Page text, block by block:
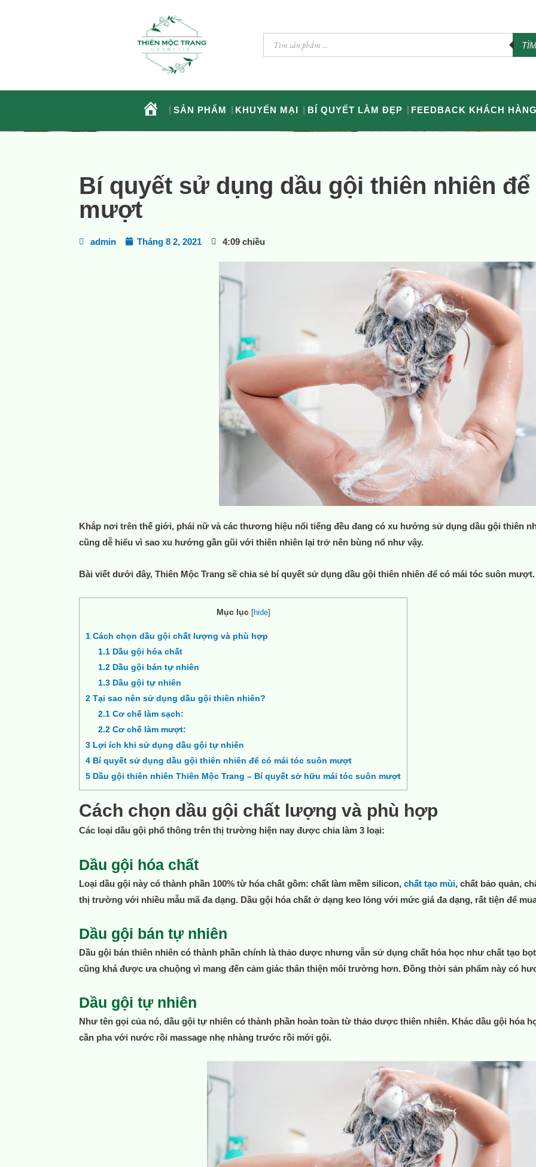
SẢN PHẨM KHUYẾN MẠI BÍ QUYẾT LÀM ĐẸP FEEDBACK KHÁCH
Bí quyết sử dụng dầu gội thiên nhiên
mượt
admin Tháng 8 2, 2021 4:09 chiều
Khắp nơi trên thế giới, phái nữ và các thương hiệu nổi tiếng đều đang có xu hướng sử dụng dầu gội thiên
cũng dễ hiểu vì sao xu hướng gần gũi với thiên nhiên lại trở nên bùng nổ như vậy.
Bài viết dưới đây, Thiên Mộc Trang sẽ chia sẻ bí quyết sử dụng dầu gội thiên nhiên để có mái tóc suôn mượt
Mục lục [hide]
1 Cách chọn dầu gội chất lượng và phù hợp
1.1 Dầu gội hóa chất
1.2 Dầu gội bán tự nhiên
1.3 Dầu gội tự nhiên
2 Tại sao nên sử dụng dầu gội thiên nhiên?
2.1 Cơ chế làm sạch:
2.2 Cơ chế làm mượt:
3 Lợi ích khi sử dụng dầu gội tự nhiên
4 Bí quyết sử dụng dầu gội thiên nhiên để có mái tóc suôn mượt
5 Dầu gội thiên nhiên Thiên Mộc Trang – Bí quyết sở hữu mái tóc suôn mượt
Cách chọn dầu gội chất lượng và phù hợp
Các loại dầu gội phổ thông trên thị trường hiện nay được chia làm 3 loại:
Dầu gội hóa chất
Loại dầu gội này có thành phần 100% từ hóa chất gồm: chất làm mềm silicon, chất tạo mùi, chất bảo quản,
thị trường với nhiều mẫu mã đa dạng. Dầu gội hóa chất ở dạng keo lỏng với mức giá đa dạng, rất tiện để
Dầu gội bán tự nhiên
Dầu gội bán thiên nhiên có thành phần chính là thảo dược nhưng vẫn sử dụng chất hóa học như chất tạo
cũng khá được ưa chuộng vì mang đến cảm giác thân thiện môi trường hơn. Đồng thời sản phẩm này có
Dầu gội tự nhiên
Như tên gọi của nó, dầu gội tự nhiên có thành phần hoàn toàn từ thảo dược thiên nhiên. Khác dầu gội hóa
cần pha với nước rồi massage nhẹ nhàng trước rồi mới gội.